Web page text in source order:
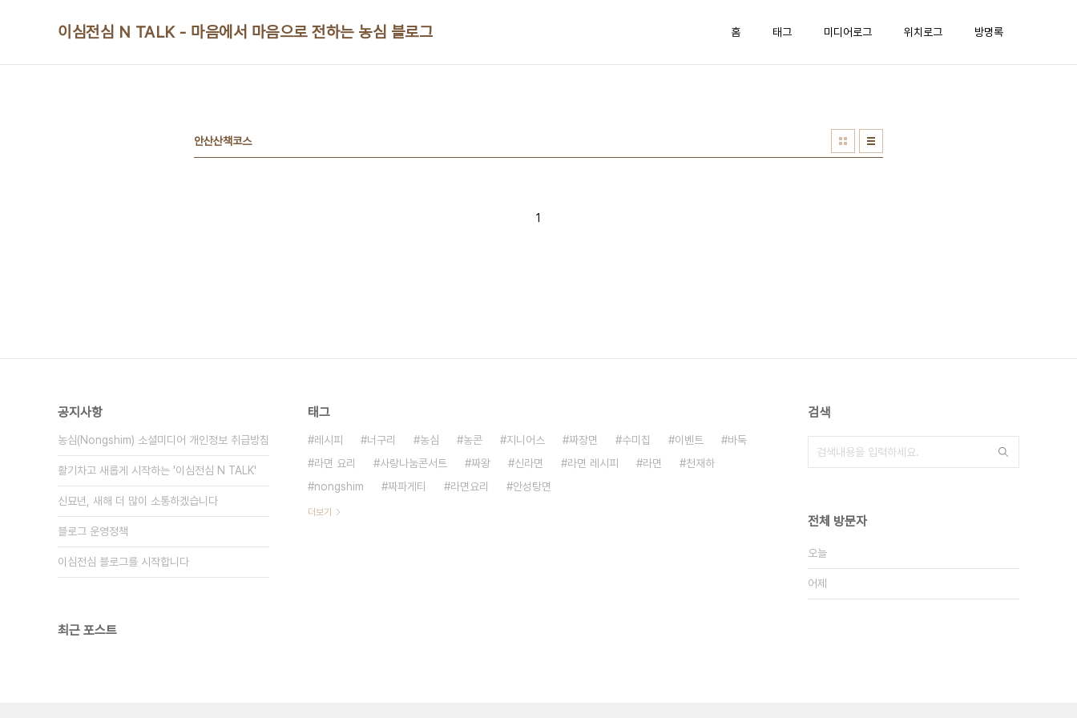
이심전심 N TALK - 마음에서 마음으로 전하는 농심 블로그 홈 태그 미디어로그 위치로그 방명록
안산산책코스
1
공지사항
농심(Nongshim) 소셜미디어 개인정보 취급방침
활기차고 새롭게 시작하는 '이심전심 N TALK'
신묘년, 새해 더 많이 소통하겠습니다
블로그 운영정책
이심전심 블로그를 시작합니다
최근 포스트
태그
레시피 너구리 농심 농콘 지니어스 짜장면 수미칩 이벤트
바둑
라면 요리
사랑나눔콘서트 짜왕 신라면 라면 레시피 라면
천재하
nongshim
짜파게티 라면요리 안성탕면
더보기
검색
전체 방문자
오늘
어제